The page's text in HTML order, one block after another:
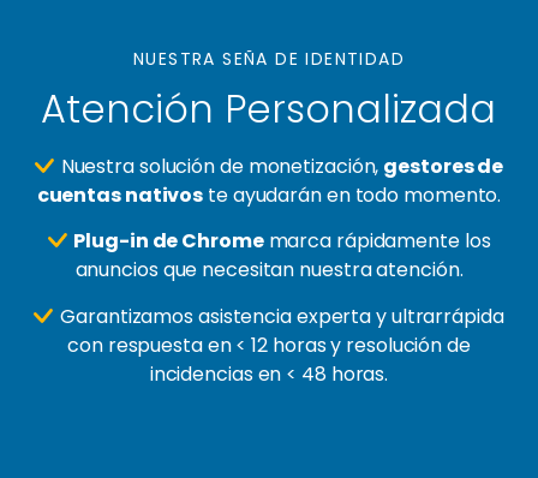
NUESTRA SEÑA DE IDENTIDAD
Atención Personalizada
Nuestra solución de monetización, gestores de
cuentas nativos te ayudarán en todo momento.
Plug-in de Chromemarca rápidamente los
anuncios que necesitan nuestra atención.
Garantizamos asistencia experta y ultrarrápida
con respuesta en < 12 horas y resolución de
incidencias en < 48 horas.